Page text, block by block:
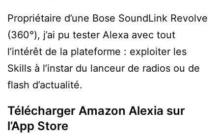
Propriétaire d’une Bose SoundLink Revolve
(360°), j’ai pu tester Alexa avec tout
l’intérêt de la plateforme : exploiter les
Skills à l’instar du lanceur de radios ou de
flash d’actualité.
Télécharger Amazon Alexia sur
l’App Store